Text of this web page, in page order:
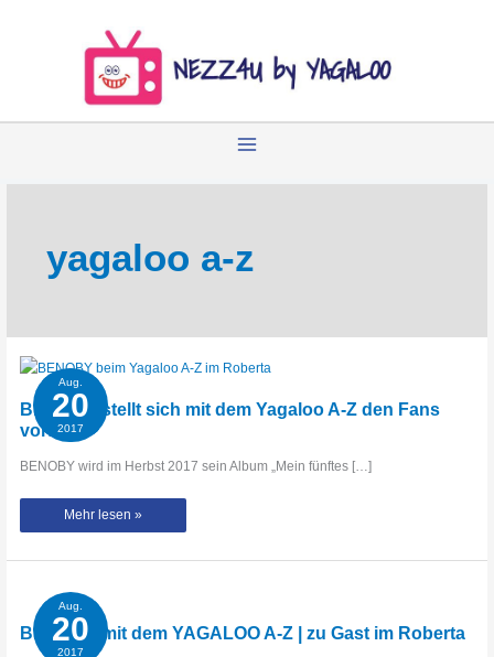
yagaloo a-z
Aug.
20
2017
BENOBY stellt sich mit dem Yagaloo A-Z den Fans
vor!
BENOBY wird im Herbst 2017 sein Album „Mein fünftes […]
BENOBY
dem
Z
den
Fans
vor!
Mehr lesen »
Aug.
20
2017
BENOBY mit dem YAGALOO A-Z | zu Gast im Roberta